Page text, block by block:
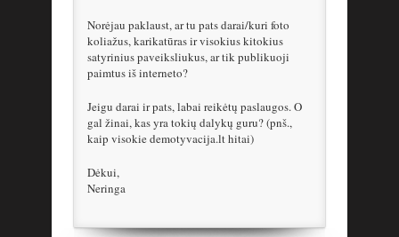
Norėjau paklaust, ar tu pats darai/kuri foto
koliažus, karikatūras ir visokius kitokius
satyrinius paveiksliukus, ar tik publikuoji
paimtus iš interneto?
Jeigu darai ir pats, labai reikėtų paslaugos. O
gal žinai, kas yra tokių dalykų guru? (pnš.,
kaip visokie demotyvacija.lt hitai)
Dėkui,
Neringa